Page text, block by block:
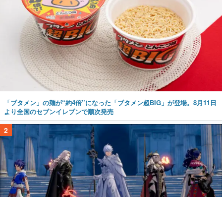
「ブタメン」の麺が“約4倍”になった「ブタメン超BIG」が登場。8月11日
より全国のセブンイレブンで順次発売
2